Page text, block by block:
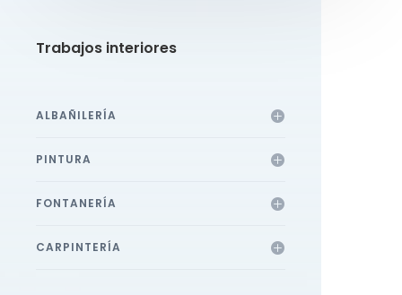
Trabajos interiores
ALBAÑILERÍA
PINTURA
FONTANERÍA
CARPINTERÍA